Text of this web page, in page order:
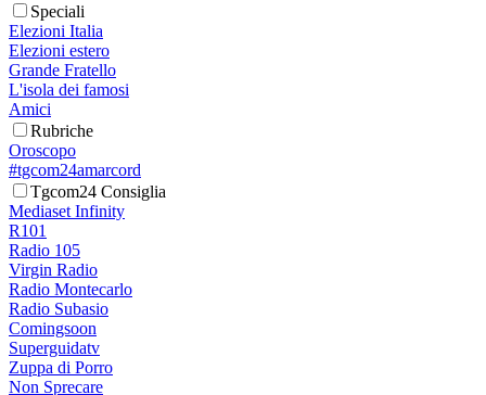
Speciali
Elezioni Italia
Elezioni estero
Grande Fratello
L'isola dei famosi
Amici
Rubriche
Oroscopo
#tgcom24amarcord
Tgcom24 Consiglia
Mediaset Infinity
R101
Radio 105
Virgin Radio
Radio Montecarlo
Radio Subasio
Comingsoon
Superguidatv
Zuppa di Porro
Non Sprecare